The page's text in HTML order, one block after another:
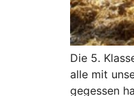
Die 5.
alle mit
gegessen